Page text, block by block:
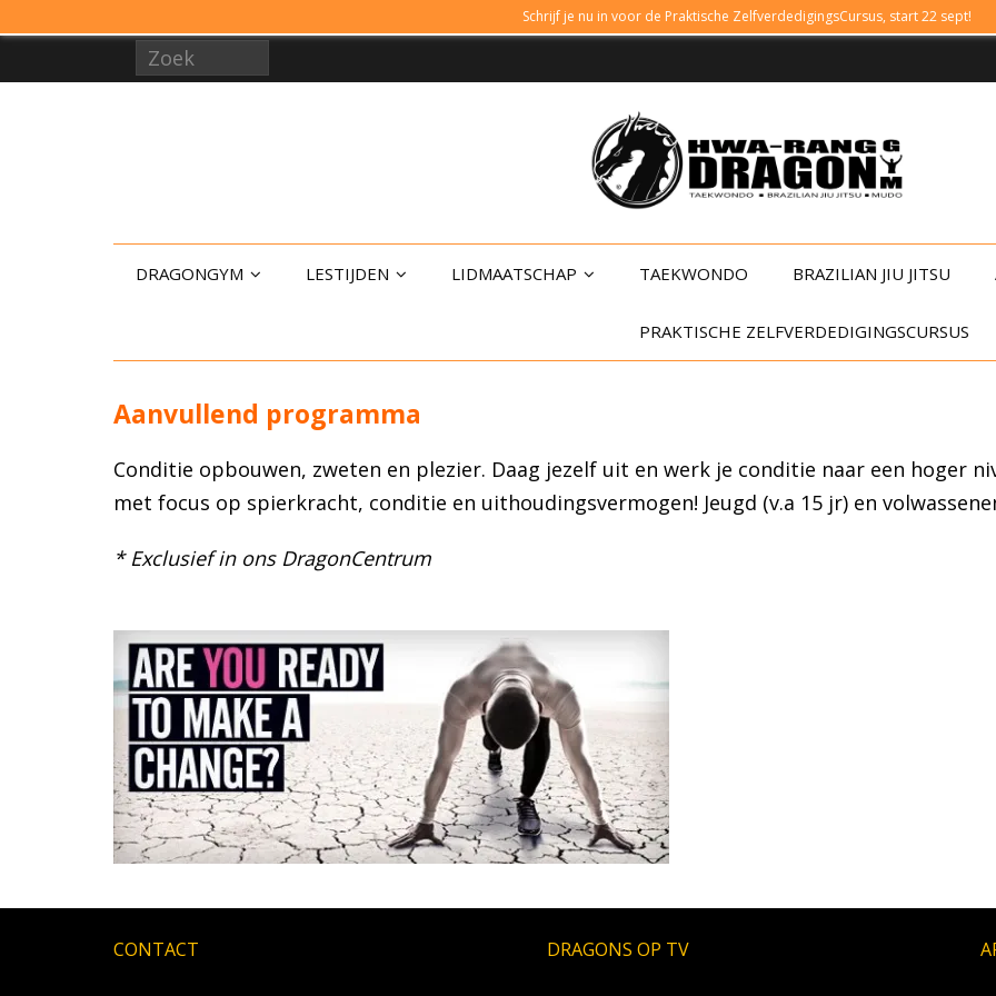
Schrijf je nu in voor de Praktische ZelfverdedigingsCursus, start 22 sept!
DRAGONGYM LESTIJDEN LIDMAATSCHAP TAEKWONDO BRAZILIAN JIU JITSU
PRAKTISCHE ZELFVERDEDIGINGSCURSUS
Aanvullend programma
Conditie opbouwen, zweten en plezier. Daag jezelf uit en werk je conditie naar een hoger
met focus op spierkracht, conditie en uithoudingsvermogen! Jeugd (v.a 15 jr) en
* Exclusief in ons DragonCentrum
CONTACT DRAGONS OP TV